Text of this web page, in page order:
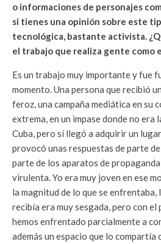
o informaciones de personajes
si tienes una opinión sobre este
tecnológica, bastante activista.
el trabajo que realiza gente como
Es un trabajo muy importante y fue
momento. Una persona que recibió
feroz, una campaña mediática en su
extrema, en un impase donde no era
Cuba, pero sí llegó a adquirir un
provocó unas respuestas de parte
parte de los aparatos de
virulenta. Yo era muy joven en ese
la magnitud de lo que se
recibía era muy sesgada, pero con el
hemos enfrentado parcialmente a
además un espacio que lo